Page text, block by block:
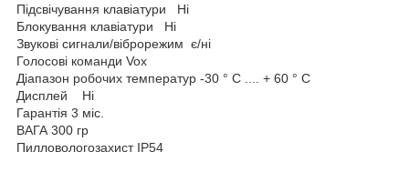
Підсвічування клавіатури Ні
Блокування клавіатури Ні
Звукові сигнали/віброрежим є/ні
Голосові команди Vox
Діапазон робочих температур -30 ° С .... + 60 ° С
Дисплей Ні
Гарантія 3 міс.
ВАГА 300 гр
Пилловологозахист IP54